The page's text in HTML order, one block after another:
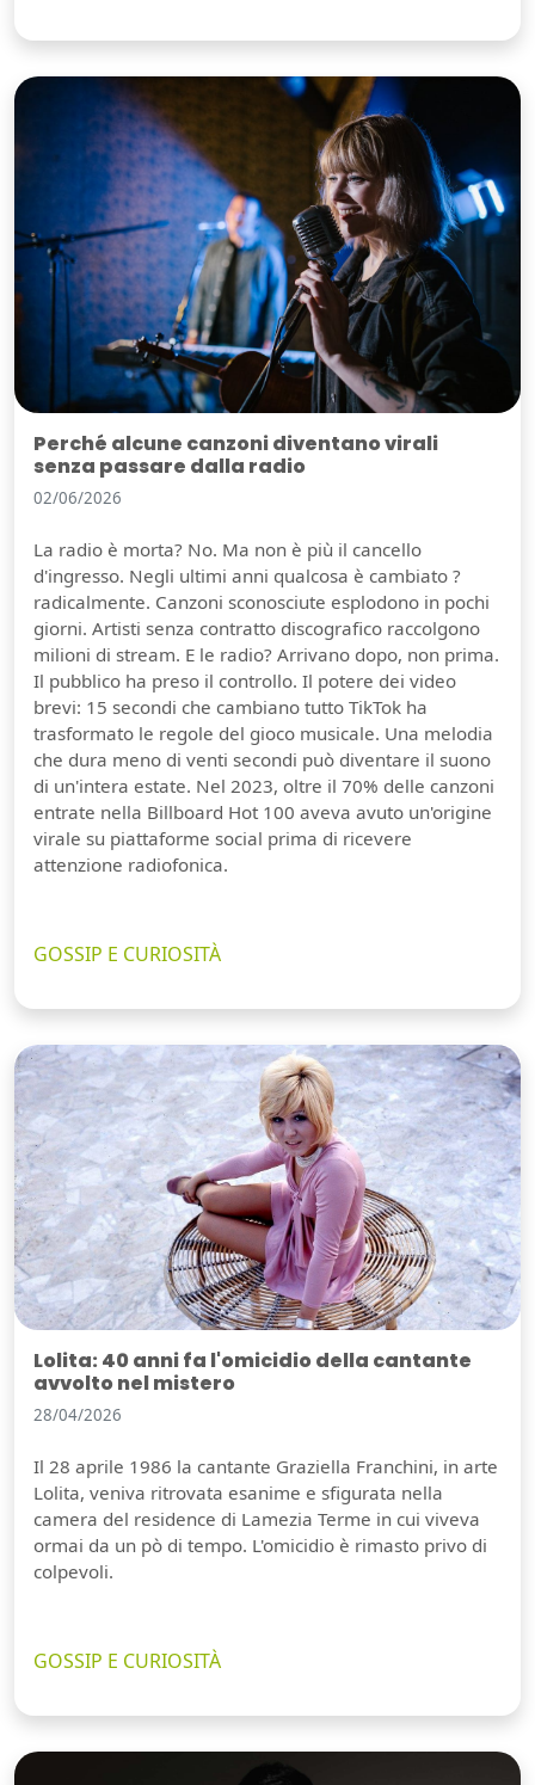
Perché alcune canzoni diventano virali
senza passare dalla radio
02/06/2026
La radio è morta? No. Ma non è più il cancello
d'ingresso. Negli ultimi anni qualcosa è cambiato ?
radicalmente. Canzoni sconosciute esplodono in pochi
giorni. Artisti senza contratto discografico raccolgono
milioni di stream. E le radio? Arrivano dopo, non prima.
Il pubblico ha preso il controllo. Il potere dei video
brevi: 15 secondi che cambiano tutto TikTok ha
trasformato le regole del gioco musicale. Una melodia
che dura meno di venti secondi può diventare il suono
di un'intera estate. Nel 2023, oltre il 70% delle canzoni
entrate nella Billboard Hot 100 aveva avuto un'origine
virale su piattaforme social prima di ricevere
attenzione radiofonica.
GOSSIP E CURIOSITÀ
Lolita: 40 anni fa l'omicidio della cantante
avvolto nel mistero
28/04/2026
Il 28 aprile 1986 la cantante Graziella Franchini, in arte
Lolita, veniva ritrovata esanime e sfigurata nella
camera del residence di Lamezia Terme in cui viveva
ormai da un pò di tempo. L'omicidio è rimasto privo di
colpevoli.
GOSSIP E CURIOSITÀ